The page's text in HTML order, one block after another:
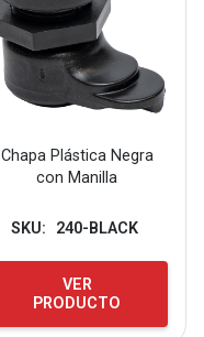
Chapa Plástica Negra
con Manilla
SKU: 240-BLACK
VER
PRODUCTO